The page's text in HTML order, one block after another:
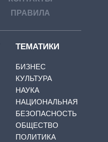
ПРАВИЛА
ТЕМАТИКИ
БИЗНЕС
КУЛЬТУРА
НАУКА
НАЦИОНАЛЬНАЯ
БЕЗОПАСНОСТЬ
ОБЩЕСТВО
ПОЛИТИКА